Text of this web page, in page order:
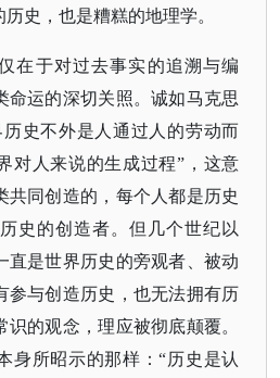
史，也是糟糕的地理学。
在于对过去事实的追溯与编
命运的深切关照。诚如马克思
史不外是人通过人的劳动而
对人来说的生成过程”，这意
共同创造的，每个人都是历史
史的创造者。但几个世纪以
直是世界历史的旁观者、被动
参与创造历史，也无法拥有历
的观念，理应被彻底颠覆。
身所昭示的那样：“历史是认